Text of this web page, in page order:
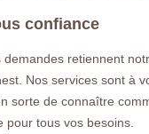
confiance
retiennent
Nos services sont
sorte de connaître
tous vos besoins.